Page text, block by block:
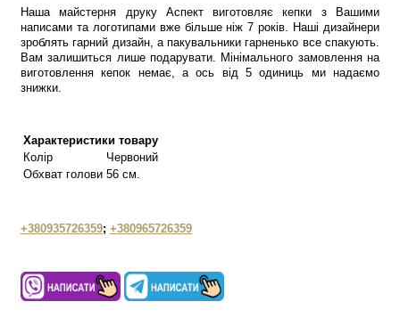
Наша майстерня друку Аспект виготовляє кепки з Вашими
написами та логотипами вже більше ніж 7 років. Наші дизайнери
зроблять гарний дизайн, а пакувальники гарненько все спакують.
Вам залишиться лише подарувати. Мінімального замовлення на
виготовлення кепок немає, а ось від 5 одиниць ми надаємо
знижки.
Характеристики товару
Колір
Червоний
Обхват голови 56 см.
+380935726359; +380965726359